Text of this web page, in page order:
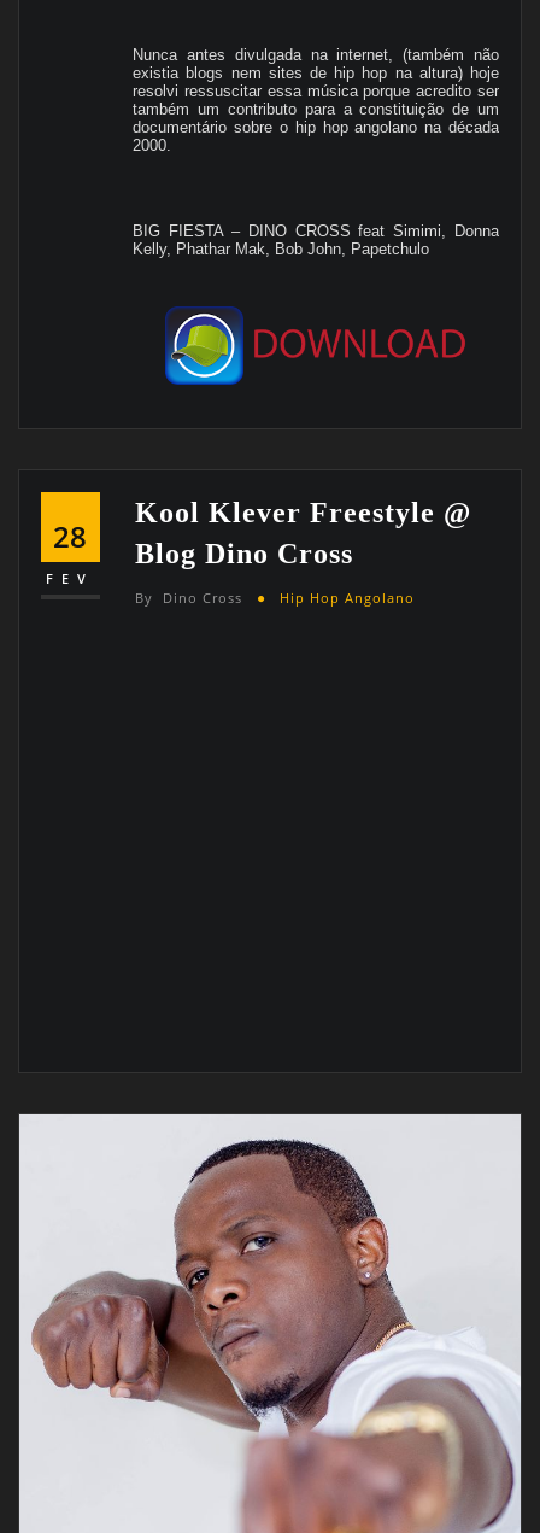
Nunca antes divulgada na internet, (também não
existia blogs nem sites de hip hop na altura) hoje
resolvi ressuscitar essa música porque acredito ser
também um contributo para a constituição de um
documentário sobre o hip hop angolano na década
2000.
BIG FIESTA – DINO CROSS feat Simimi, Donna
Kelly, Phathar Mak, Bob John, Papetchulo
28
FEV
Kool Klever Freestyle @
Blog Dino Cross
By Dino Cross Hip Hop Angolano